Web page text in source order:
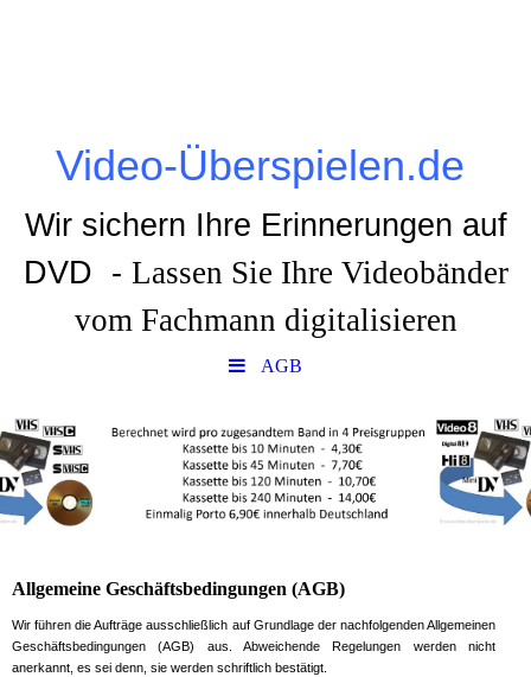
Video-Überspielen.de
Wir sichern Ihre Erinnerungen auf
DVD - Lassen Sie Ihre Videobänder
vom Fachmann digitalisieren
AGB
Allgemeine Geschäftsbedingungen (AGB)
Wir führen die Aufträge ausschließlich auf Grundlage der nachfolgenden Allgemeinen
Geschäftsbedingungen (AGB) aus. Abweichende Regelungen werden nicht
anerkannt, es sei denn, sie werden schriftlich bestätigt.